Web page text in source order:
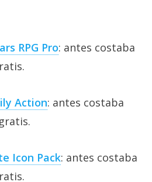
RPG Pro: antes costaba
Action: antes costaba
Icon Pack: antes costaba